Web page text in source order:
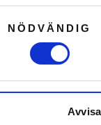
NÖDVÄNDIG
Avvisa